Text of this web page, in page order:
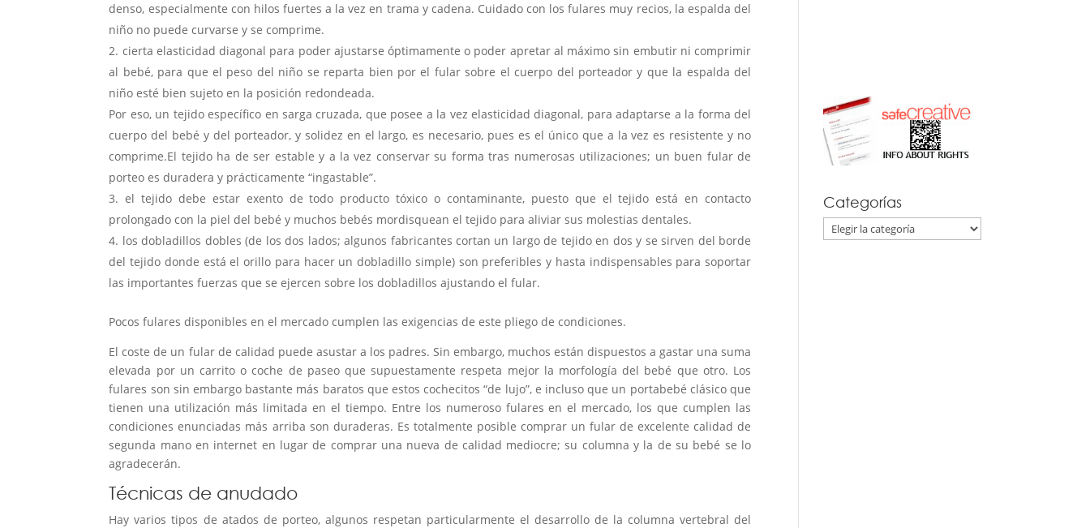
denso, especialmente con hilos fuertes a la vez en trama y cadena. Cuidado con los fulares muy recios, la espalda del
niño no puede curvarse y se comprime.
cierta elasticidad diagonal para poder ajustarse óptimamente o poder apretar al máximo sin embutir ni comprimir
al bebé, para que el peso del niño se reparta bien por el fular sobre el cuerpo del porteador y que la espalda del
niño esté bien sujeto en la posición redondeada.
Por eso, un tejido específico en sarga cruzada, que posee a la vez elasticidad diagonal, para adaptarse a la forma del
cuerpo del bebé y del porteador, y solidez en el largo, es necesario, pues es el único que a la vez es resistente y no
comprime.El tejido ha de ser estable y a la vez conservar su forma tras numerosas utilizaciones; un buen fular de
porteo es duradera y prácticamente “ingastable”.
el tejido debe estar exento de todo producto tóxico o contaminante, puesto que el tejido está en contacto
prolongado con la piel del bebé y muchos bebés mordisquean el tejido para aliviar sus molestias dentales.
los dobladillos dobles (de los dos lados; algunos fabricantes cortan un largo de tejido en dos y se sirven del borde
del tejido donde está el orillo para hacer un dobladillo simple) son preferibles y hasta indispensables para soportar
las importantes fuerzas que se ejercen sobre los dobladillos ajustando el fular.
Pocos fulares disponibles en el mercado cumplen las exigencias de este pliego de condiciones.
El coste de un fular de calidad puede asustar a los padres. Sin embargo, muchos están dispuestos a gastar una suma
elevada por un carrito o coche de paseo que supuestamente respeta mejor la morfología del bebé que otro. Los
fulares son sin embargo bastante más baratos que estos cochecitos “de lujo”, e incluso que un portabebé clásico que
tienen una utilización más limitada en el tiempo. Entre los numeroso fulares en el mercado, los que cumplen las
condiciones enunciadas más arriba son duraderas. Es totalmente posible comprar un fular de excelente calidad de
segunda mano en internet en lugar de comprar una nueva de calidad mediocre; su columna y la de su bebé se lo
agradecerán.
Técnicas de anudado
Hay varios tipos de atados de porteo, algunos respetan particularmente el desarrollo de la columna vertebral del
Categorías
Categorías